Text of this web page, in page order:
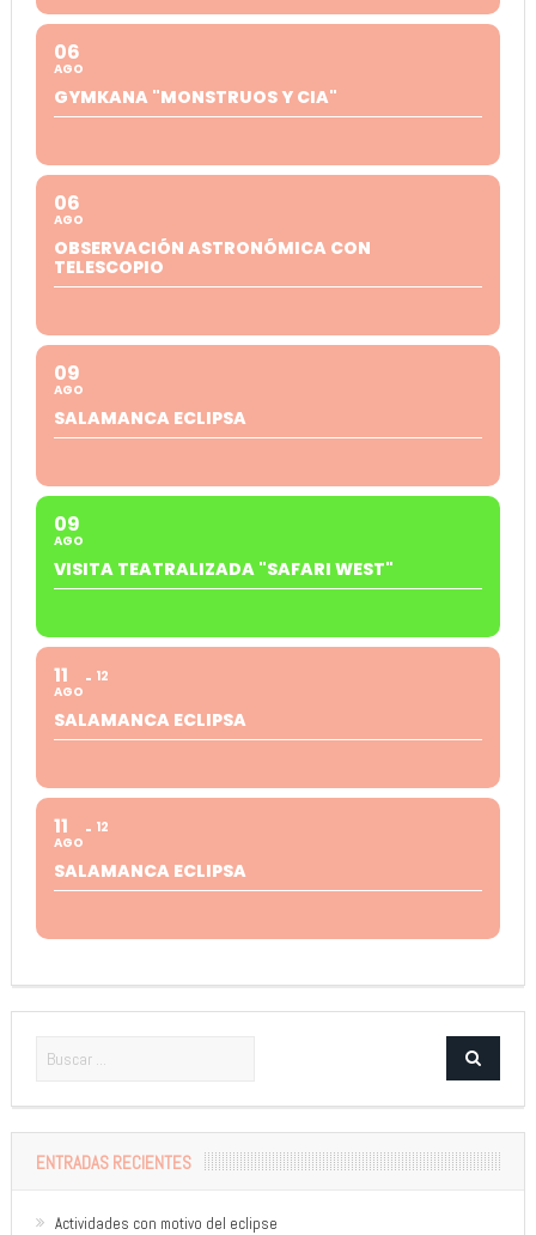
06
AGO
GYMKANA "MONSTRUOS Y CIA"
06
AGO
OBSERVACIÓN ASTRONÓMICA CON
TELESCOPIO
09
AGO
SALAMANCA ECLIPSA
09
AGO
VISITA TEATRALIZADA "SAFARI WEST"
11
AGO
12
SALAMANCA ECLIPSA
11
AGO
12
SALAMANCA ECLIPSA
ENTRADAS RECIENTES
Actividades con motivo del eclipse